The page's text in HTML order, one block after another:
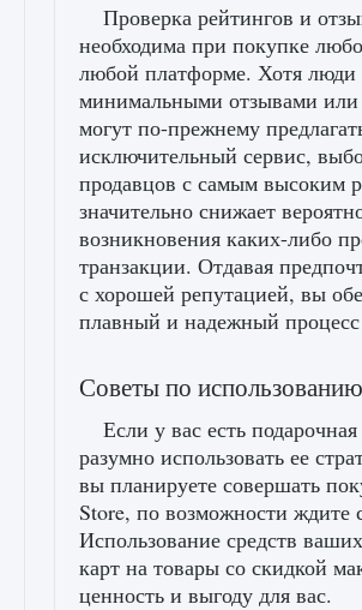
Проверка рейтингов и
необходима при покупке
любой платформе. Хотя люди
минимальными отзывами
могут по-прежнему
исключительный сервис,
продавцов с самым высоким
значительно снижает
возникновения каких-либо
транзакции. Отдавая
с хорошей репутацией, вы
плавный и надежный
Советы по использованию
Если у вас есть
разумно использовать ее
вы планируете совершать
Store, по возможности ждите
Использование средств
карт на товары со скидкой
ценность и выгоду для вас.